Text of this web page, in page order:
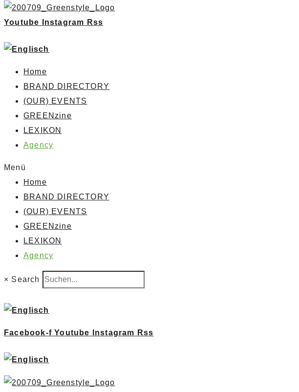
Youtube Instagram Rss
Home
BRAND DIRECTORY
(OUR) EVENTS
GREENzine
LEXIKON
Agency
Menü
Home
BRAND DIRECTORY
(OUR) EVENTS
GREENzine
LEXIKON
Agency
× Search
Facebook-f Youtube Instagram Rss